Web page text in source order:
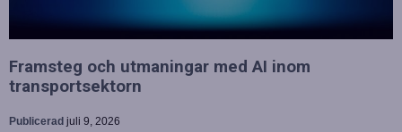
Framsteg och utmaningar med AI inom
transportsektorn
Publicerad juli 9, 2026